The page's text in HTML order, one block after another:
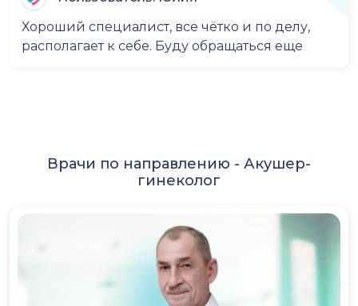
Хороший специалист, все чётко и по делу,
располагает к себе. Буду обращаться еще
Врачи по направлению - Акушер-
гинеколог